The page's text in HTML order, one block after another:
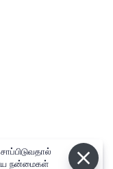
நன்மைகள்